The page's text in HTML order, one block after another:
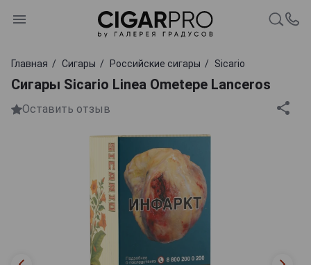
Главная Сигары Российские сигары Sicario
Сигары Sicario Linea Ometepe Lanceros
Оставить отзыв